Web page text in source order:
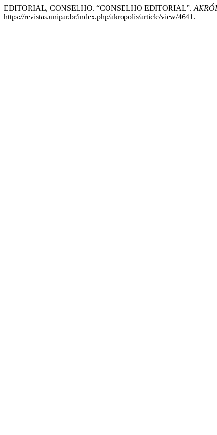
EDITORIAL, CONSELHO. “CONSELHO EDITORIAL”.
https://revistas.unipar.br/index.php/akropolis/article/view/4641.